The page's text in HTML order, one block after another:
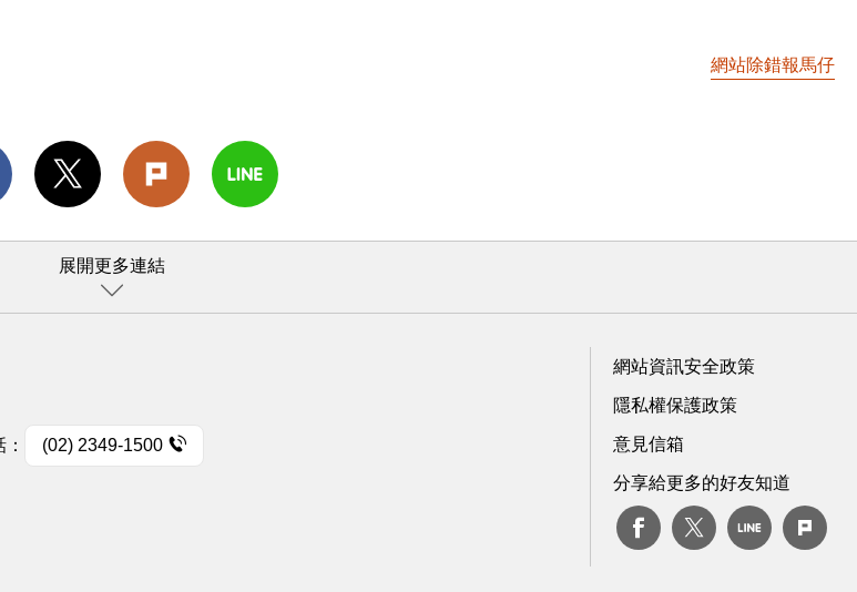
網站除錯報馬仔
展開更多連結
(02) 2349-1500
網站資訊安全政策
隱私權保護政策
意見信箱
分享給更多的好友知道